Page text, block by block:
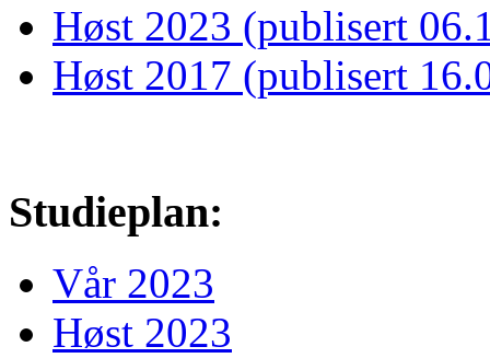
Høst 2023 (publisert
Høst 2017 (publisert
Studieplan:
Vår 2023
Høst 2023